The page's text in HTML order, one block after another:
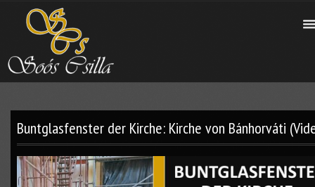
Buntglasfenster der Kirche: Kirche von Bánhorváti